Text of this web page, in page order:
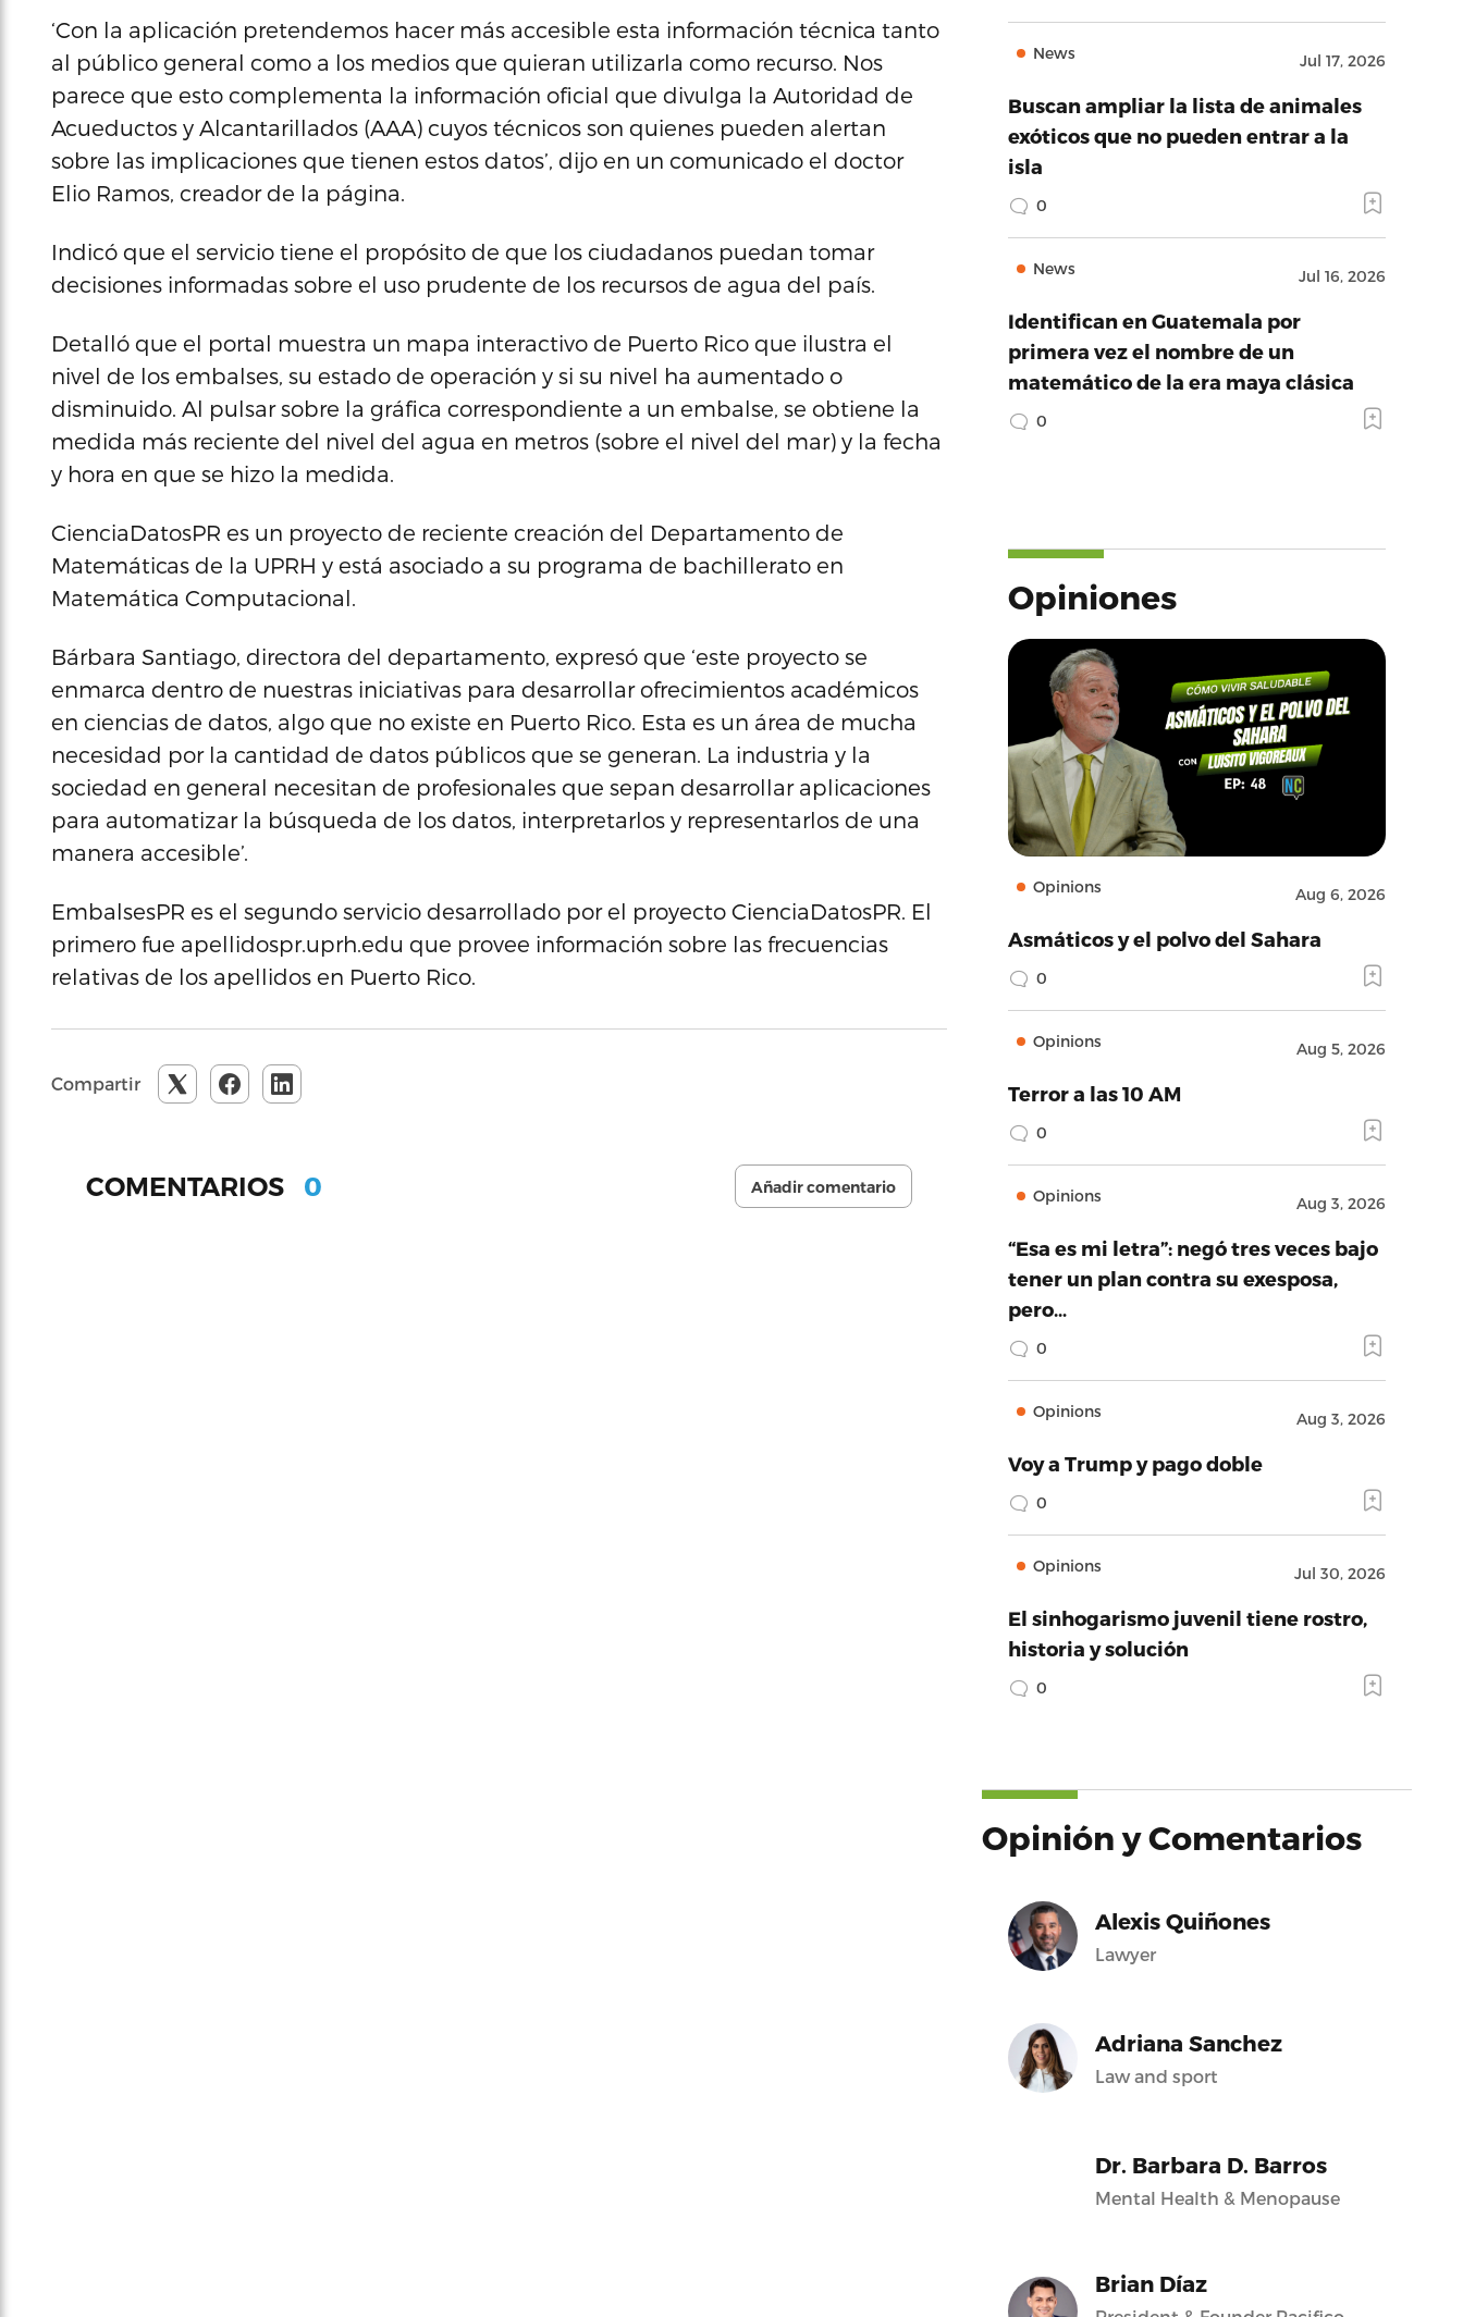
‘Con la aplicación pretendemos hacer más accesible esta información técnica tanto
al público general como a los medios que quieran utilizarla como recurso. Nos
parece que esto complementa la información oficial que divulga la Autoridad de
Acueductos y Alcantarillados (AAA) cuyos técnicos son quienes pueden alertan
sobre las implicaciones que tienen estos datos’, dijo en un comunicado el doctor
Elio Ramos, creador de la página.
Indicó que el servicio tiene el propósito de que los ciudadanos puedan tomar
decisiones informadas sobre el uso prudente de los recursos de agua del país.
Detalló que el portal muestra un mapa interactivo de Puerto Rico que ilustra el
nivel de los embalses, su estado de operación y si su nivel ha aumentado o
disminuido. Al pulsar sobre la gráfica correspondiente a un embalse, se obtiene la
medida más reciente del nivel del agua en metros (sobre el nivel del mar) y la fecha
y hora en que se hizo la medida.
CienciaDatosPR es un proyecto de reciente creación del Departamento de
Matemáticas de la UPRH y está asociado a su programa de bachillerato en
Matemática Computacional.
Bárbara Santiago, directora del departamento, expresó que ‘este proyecto se
enmarca dentro de nuestras iniciativas para desarrollar ofrecimientos académicos
en ciencias de datos, algo que no existe en Puerto Rico. Esta es un área de mucha
necesidad por la cantidad de datos públicos que se generan. La industria y la
sociedad en general necesitan de profesionales que sepan desarrollar aplicaciones
para automatizar la búsqueda de los datos, interpretarlos y representarlos de una
manera accesible’.
EmbalsesPR es el segundo servicio desarrollado por el proyecto CienciaDatosPR. El
primero fue apellidospr.uprh.edu que provee información sobre las frecuencias
relativas de los apellidos en Puerto Rico.
Compartir
COMENTARIOS 0 Añadir comentario
News Jul 17, 2026
Buscan ampliar la lista de animales
exóticos que no pueden entrar a la
isla
0
News Jul 16, 2026
Identifican en Guatemala por
primera vez el nombre de un
matemático de la era maya clásica
0
Opiniones
Opinions Aug 6, 2026
Asmáticos y el polvo del Sahara
0
Opinions Aug 5, 2026
Terror a las 10 AM
0
Opinions Aug 3, 2026
“Esa es mi letra”: negó tres veces bajo
tener un plan contra su exesposa,
pero…
0
Opinions Aug 3, 2026
Voy a Trump y pago doble
0
Opinions Jul 30, 2026
El sinhogarismo juvenil tiene rostro,
historia y solución
0
Opinión y Comentarios
Alexis Quiñones
Lawyer
Adriana Sanchez
Law and sport
Dr. Barbara D. Barros
Mental Health & Menopause
Brian Díaz